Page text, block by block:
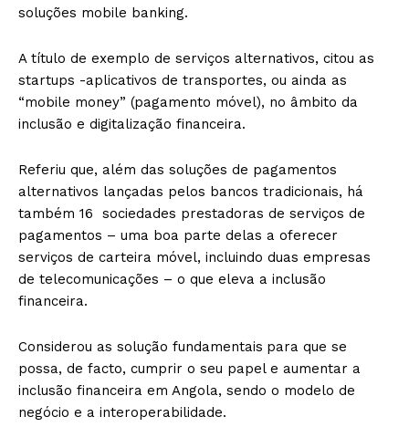
soluções mobile banking.
A título de exemplo de serviços alternativos, citou as
startups -aplicativos de transportes, ou ainda as
“mobile money” (pagamento móvel), no âmbito da
inclusão e digitalização financeira.
Referiu que, além das soluções de pagamentos
alternativos lançadas pelos bancos tradicionais, há
também 16 sociedades prestadoras de serviços de
pagamentos – uma boa parte delas a oferecer
serviços de carteira móvel, incluindo duas empresas
de telecomunicações – o que eleva a inclusão
financeira.
Considerou as solução fundamentais para que se
possa, de facto, cumprir o seu papel e aumentar a
inclusão financeira em Angola, sendo o modelo de
negócio e a interoperabilidade.